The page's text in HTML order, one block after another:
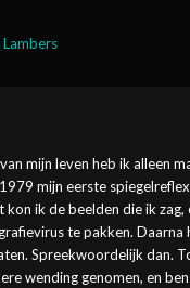
mijn leven heb ik alleen
mijn eerste
kon ik de beelden die ik zag,
te pakken. Daarna
Spreekwoordelijk dan.
wending genomen, en